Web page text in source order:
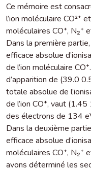
Ce mémoire est
l’ion moléculaire CO²⁺
moléculaires CO⁺, N₂⁺
Dans la première
efficace absolue
de l’ion moléculaire
d’apparition de (39.0
totale absolue de
de l’ion CO⁺, vaut
des électrons de 134
Dans la deuxième
efficace absolue
moléculaires CO⁺, N₂⁺
avons déterminé les